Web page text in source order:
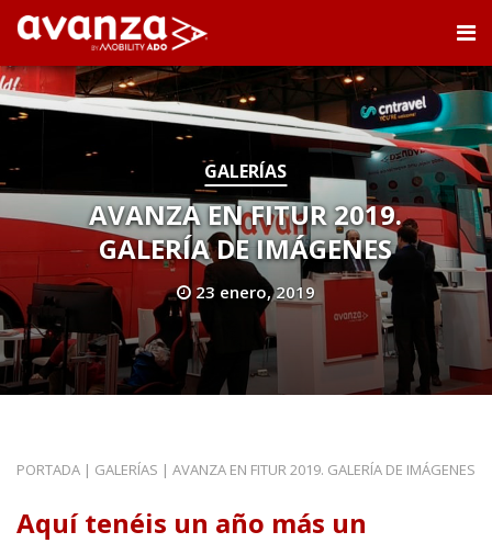
GALERÍAS
AVANZA EN FITUR 2019.
GALERÍA DE IMÁGENES
23 enero, 2019
PORTADA | GALERÍAS | AVANZA EN FITUR 2019. GALERÍA DE IMÁGENES
Aquí tenéis un año más un